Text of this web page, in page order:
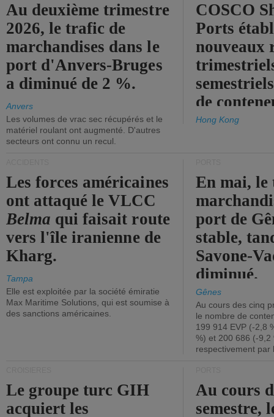
Au deuxième trimestre
2026, le trafic de
marchandises dans le
port d'Anvers-Bruges
a diminué de 2 %.
Anvers
Les volumes de vrac sec récupérés et le
matériel roulant ont augmenté. D'autres
secteurs ont connu un recul.
COSCO
Ports
nouveaux
de
Hong Kong
Les forces américaines
ont attaqué le VLCC
Belma qui faisait route
vers l'île iranienne de
Kharg.
Tampa
Elle est exploitée par la société émiratie
Max Maritime Solutions, qui est soumise à
des sanctions américaines.
En mai, le
port de
stable,
Savone-
diminué.
Gênes
Au cours des cinq
le nombre de
199 914 EVP (-2,8
%) et 200 686 (-9,2
respectivement par
Le groupe turc GIH
acquiert les
Au cours
semestre,